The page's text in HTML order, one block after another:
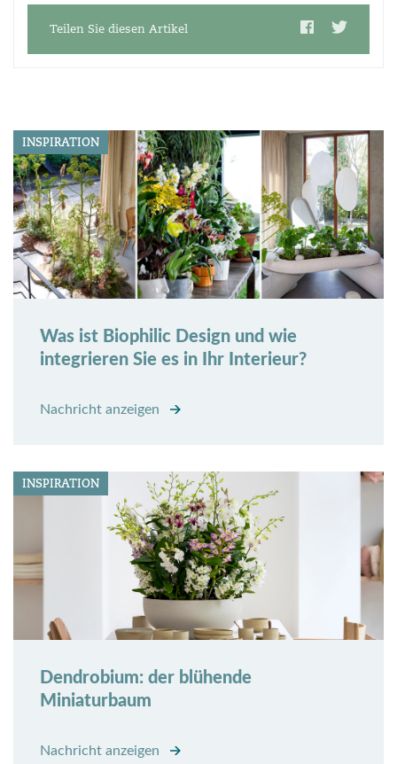
Teilen Sie diesen Artikel
INSPIRATION
Was ist Biophilic Design und wie
integrieren Sie es in Ihr Interieur?
Nachricht anzeigen
INSPIRATION
Dendrobium: der blühende
Miniaturbaum
Nachricht anzeigen